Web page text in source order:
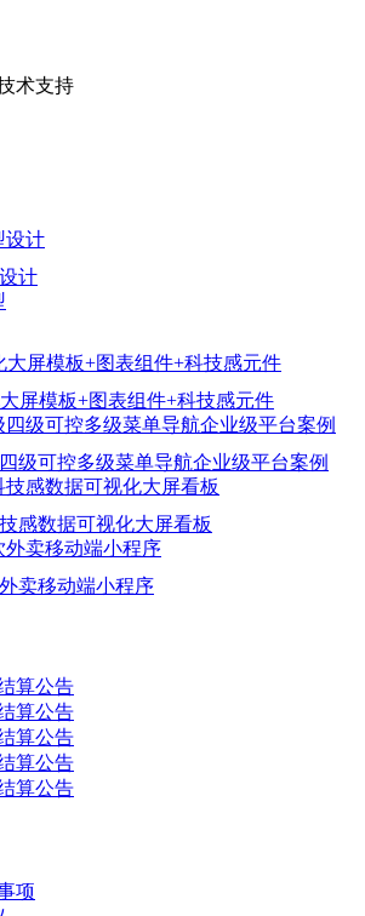
术支持
计
屏模板+图表组件+科技感元件
级可控多级菜单导航企业级平台案例
感数据可视化大屏看板
卖移动端小程序
算公告
算公告
算公告
算公告
算公告
项